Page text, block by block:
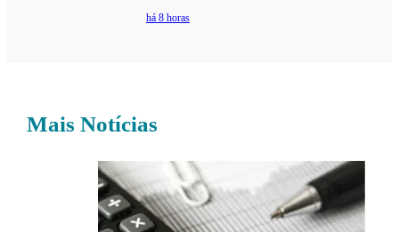
há 8 horas
Mais Notícias